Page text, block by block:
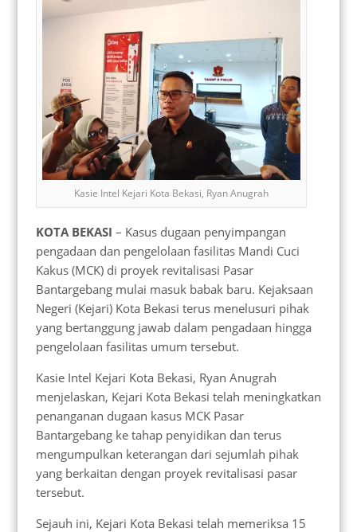
Kasie Intel Kejari Kota Bekasi, Ryan Anugrah
KOTA BEKASI – Kasus dugaan penyimpangan
pengadaan dan pengelolaan fasilitas Mandi Cuci
Kakus (MCK) di proyek revitalisasi Pasar
Bantargebang mulai masuk babak baru. Kejaksaan
Negeri (Kejari) Kota Bekasi terus menelusuri pihak
yang bertanggung jawab dalam pengadaan hingga
pengelolaan fasilitas umum tersebut.
Kasie Intel Kejari Kota Bekasi, Ryan Anugrah
menjelaskan, Kejari Kota Bekasi telah meningkatkan
penanganan dugaan kasus MCK Pasar
Bantargebang ke tahap penyidikan dan terus
mengumpulkan keterangan dari sejumlah pihak
yang berkaitan dengan proyek revitalisasi pasar
tersebut.
Sejauh ini, Kejari Kota Bekasi telah memeriksa 15